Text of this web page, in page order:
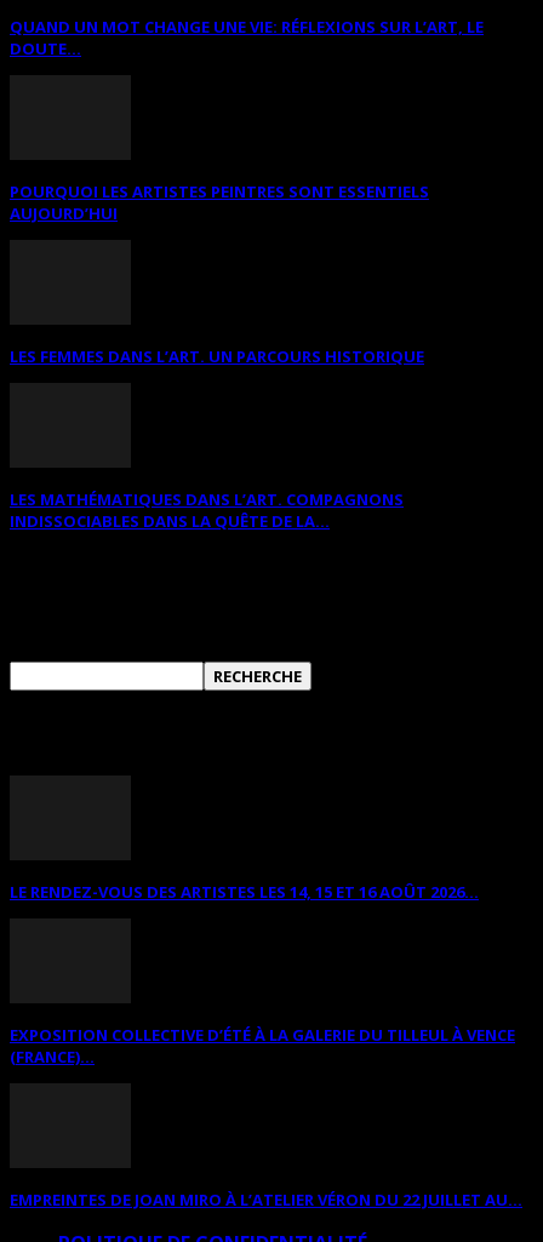
QUAND UN MOT CHANGE UNE VIE: RÉFLEXIONS SUR L’ART, LE
DOUTE...
POURQUOI LES ARTISTES PEINTRES SONT ESSENTIELS
AUJOURD’HUI
LES FEMMES DANS L’ART. UN PARCOURS HISTORIQUE
LES MATHÉMATIQUES DANS L’ART. COMPAGNONS
INDISSOCIABLES DANS LA QUÊTE DE LA...
LE RENDEZ-VOUS DES ARTISTES LES 14, 15 ET 16 AOÛT 2026...
EXPOSITION COLLECTIVE D’ÉTÉ À LA GALERIE DU TILLEUL À VENCE
(FRANCE)...
EMPREINTES DE JOAN MIRO À L’ATELIER VÉRON DU 22 JUILLET AU...